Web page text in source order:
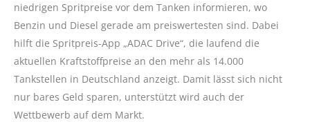
niedrigen Spritpreise vor dem Tanken informieren, wo
Benzin und Diesel gerade am preiswertesten sind. Dabei
hilft die Spritpreis-App „ADAC Drive“, die laufend die
aktuellen Kraftstoffpreise an den mehr als 14.000
Tankstellen in Deutschland anzeigt. Damit lässt sich nicht
nur bares Geld sparen, unterstützt wird auch der
Wettbewerb auf dem Markt.